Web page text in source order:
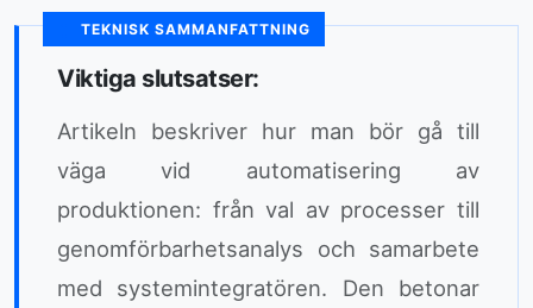
TEKNISK SAMMANFATTNING
Viktiga slutsatser:
Artikeln beskriver hur man bör gå till
väga vid automatisering av
produktionen: från val av processer till
genomförbarhetsanalys och samarbete
med systemintegratören. Den betonar